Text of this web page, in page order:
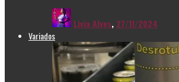
Livia Alves, 27/11/2024
Variados